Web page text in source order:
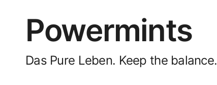
Powermints
Das Pure Leben. Keep the balance.